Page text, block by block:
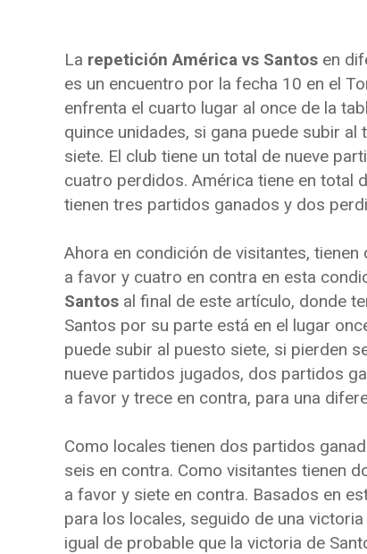
La repetición América vs Santos en
es un encuentro por la fecha 10 en el
enfrenta el cuarto lugar al once de la
quince unidades, si gana puede subir
siete. El club tiene un total de nueve
cuatro perdidos. América tiene en total
tienen tres partidos ganados y dos
Ahora en condición de visitantes,
a favor y cuatro en contra en esta
Santos al final de este artículo, donde
Santos por su parte está en el lugar
puede subir al puesto siete, si pierden
nueve partidos jugados, dos partidos
a favor y trece en contra, para una
Como locales tienen dos partidos
seis en contra. Como visitantes tienen
a favor y siete en contra. Basados en
para los locales, seguido de una
igual de probable que la victoria de